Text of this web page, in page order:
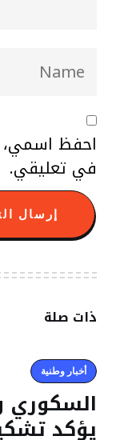
احفظ اسمي،
في تعليقي.
ذات صلة
أخبار وطنية
السكوري
يؤكد